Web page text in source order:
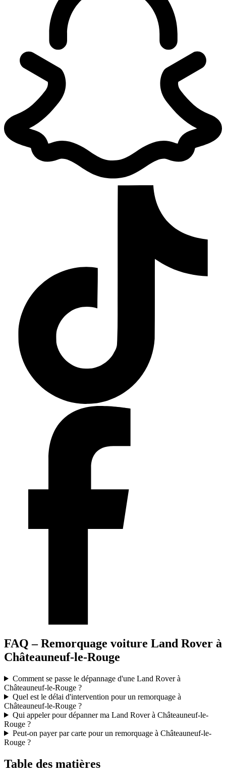
FAQ – Remorquage voiture Land Rover à
Châteauneuf-le-Rouge
Comment se passe le dépannage d'une Land Rover à
Châteauneuf-le-Rouge ?
Quel est le délai d'intervention pour un remorquage à
Châteauneuf-le-Rouge ?
Qui appeler pour dépanner ma Land Rover à Châteauneuf-le-
Rouge ?
Peut-on payer par carte pour un remorquage à Châteauneuf-le-
Rouge ?
Table des matières